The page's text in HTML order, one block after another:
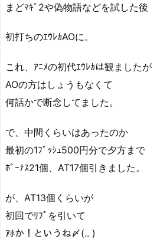
まどﾏｷﾞ2や偽物語などを試した後
初打ちのｴｳﾚｶAOに。
これ、ｱﾆﾒの初代ｴｳﾚｶは観ましたが
AOの方はしょうもなくて
何話かで断念してました。
で、中間くらいはあったのか
最初の1ﾌﾟｯｼｭ500円分で夕方まで
ﾎﾞｰﾅｽ21個、AT17個引きました。
が、AT13個くらいが
初回でﾘﾌﾟを引いて
ｱﾎか！というね〆(.. )